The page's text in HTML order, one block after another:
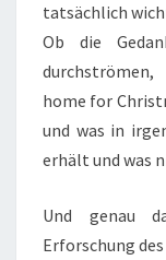
tatsächlich
Ob die
home for
und was in
erhält und was
Und genau
Erforschung